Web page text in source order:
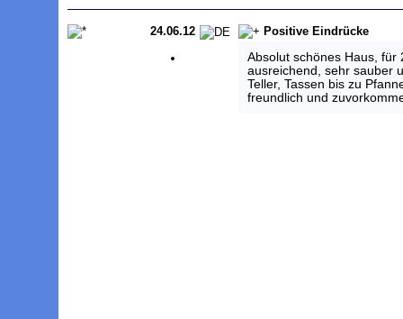
24.06.12
Positive Eindrücke
Absolut schönes Haus, für
ausreichend, sehr sauber
Teller, Tassen bis zu
freundlich und